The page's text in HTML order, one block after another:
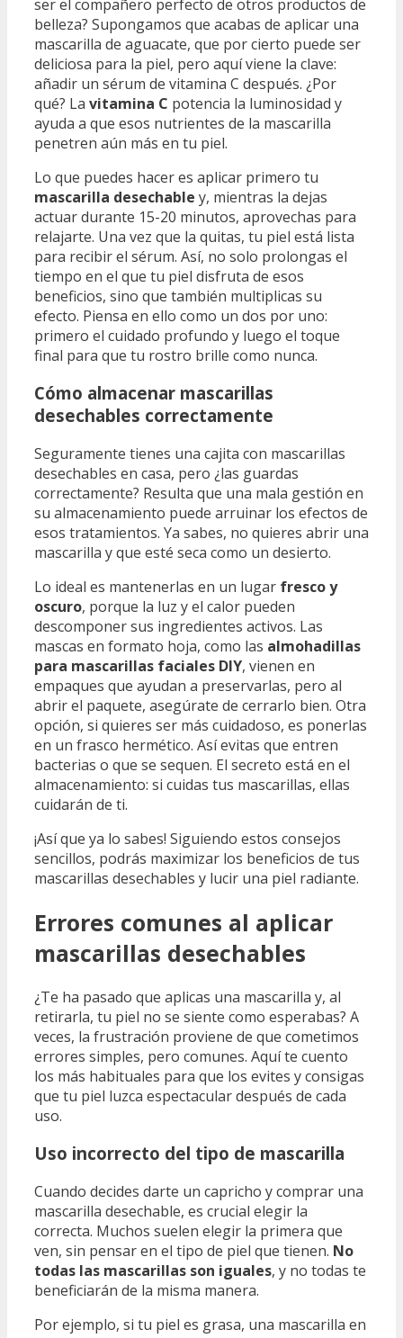
ser el compañero perfecto de otros productos de
belleza? Supongamos que acabas de aplicar una
mascarilla de aguacate, que por cierto puede ser
deliciosa para la piel, pero aquí viene la clave:
añadir un sérum de vitamina C después. ¿Por
qué? La vitamina C potencia la luminosidad y
ayuda a que esos nutrientes de la mascarilla
penetren aún más en tu piel.
Lo que puedes hacer es aplicar primero tu
mascarilla desechable y, mientras la dejas
actuar durante 15-20 minutos, aprovechas para
relajarte. Una vez que la quitas, tu piel está lista
para recibir el sérum. Así, no solo prolongas el
tiempo en el que tu piel disfruta de esos
beneficios, sino que también multiplicas su
efecto. Piensa en ello como un dos por uno:
primero el cuidado profundo y luego el toque
final para que tu rostro brille como nunca.
Cómo almacenar mascarillas
desechables correctamente
Seguramente tienes una cajita con mascarillas
desechables en casa, pero ¿las guardas
correctamente? Resulta que una mala gestión en
su almacenamiento puede arruinar los efectos de
esos tratamientos. Ya sabes, no quieres abrir una
mascarilla y que esté seca como un desierto.
Lo ideal es mantenerlas en un lugar fresco y
oscuro, porque la luz y el calor pueden
descomponer sus ingredientes activos. Las
mascas en formato hoja, como las almohadillas
para mascarillas faciales DIY, vienen en
empaques que ayudan a preservarlas, pero al
abrir el paquete, asegúrate de cerrarlo bien. Otra
opción, si quieres ser más cuidadoso, es ponerlas
en un frasco hermético. Así evitas que entren
bacterias o que se sequen. El secreto está en el
almacenamiento: si cuidas tus mascarillas, ellas
cuidarán de ti.
¡Así que ya lo sabes! Siguiendo estos consejos
sencillos, podrás maximizar los beneficios de tus
mascarillas desechables y lucir una piel radiante.
Errores comunes al aplicar
mascarillas desechables
¿Te ha pasado que aplicas una mascarilla y, al
retirarla, tu piel no se siente como esperabas? A
veces, la frustración proviene de que cometimos
errores simples, pero comunes. Aquí te cuento
los más habituales para que los evites y consigas
que tu piel luzca espectacular después de cada
uso.
Uso incorrecto del tipo de mascarilla
Cuando decides darte un capricho y comprar una
mascarilla desechable, es crucial elegir la
correcta. Muchos suelen elegir la primera que
ven, sin pensar en el tipo de piel que tienen. No
todas las mascarillas son iguales, y no todas te
beneficiarán de la misma manera.
Por ejemplo, si tu piel es grasa, una mascarilla en